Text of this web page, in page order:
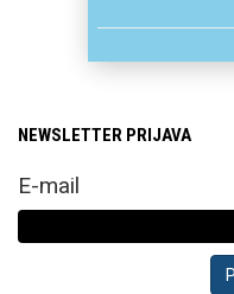
NEWSLETTER PRIJAVA
E-mail